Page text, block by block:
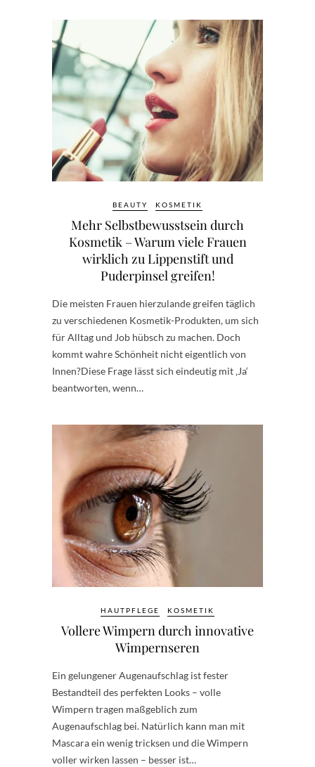
BEAUTY KOSMETIK
Mehr Selbstbewusstsein durch
Kosmetik – Warum viele Frauen
wirklich zu Lippenstift und
Puderpinsel greifen!
Die meisten Frauen hierzulande greifen täglich
zu verschiedenen Kosmetik-Produkten, um sich
für Alltag und Job hübsch zu machen. Doch
kommt wahre Schönheit nicht eigentlich von
Innen?Diese Frage lässt sich eindeutig mit ‚Ja‘
beantworten, wenn…
HAUTPFLEGE KOSMETIK
Vollere Wimpern durch innovative
Wimpernseren
Ein gelungener Augenaufschlag ist fester
Bestandteil des perfekten Looks – volle
Wimpern tragen maßgeblich zum
Augenaufschlag bei. Natürlich kann man mit
Mascara ein wenig tricksen und die Wimpern
voller wirken lassen – besser ist…